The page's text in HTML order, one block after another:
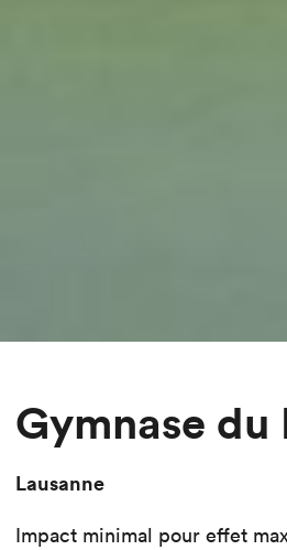
Gymnase du
Lausanne
Impact minimal pour effet